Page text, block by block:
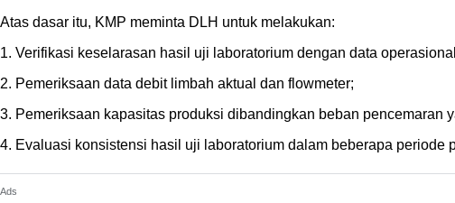
Atas dasar itu, KMP meminta DLH untuk melakukan:
1. Verifikasi keselarasan hasil uji laboratorium dengan data
2. Pemeriksaan data debit limbah aktual dan flowmeter;
3. Pemeriksaan kapasitas produksi dibandingkan beban pencemaran
4. Evaluasi konsistensi hasil uji laboratorium dalam beberapa periode
Ads